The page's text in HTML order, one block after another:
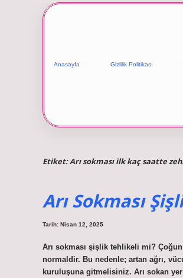
Anasayfa Gizlilik Politikası
Etiket:Arı sokması ilk kaç saatte
Arı Sokması
Tarih: Nisan 12, 2025
Arı sokması şişlik tehlikeli mi?
normaldir. Bu nedenle; artan ağrı,
kuruluşuna gitmelisiniz. Arı sokan